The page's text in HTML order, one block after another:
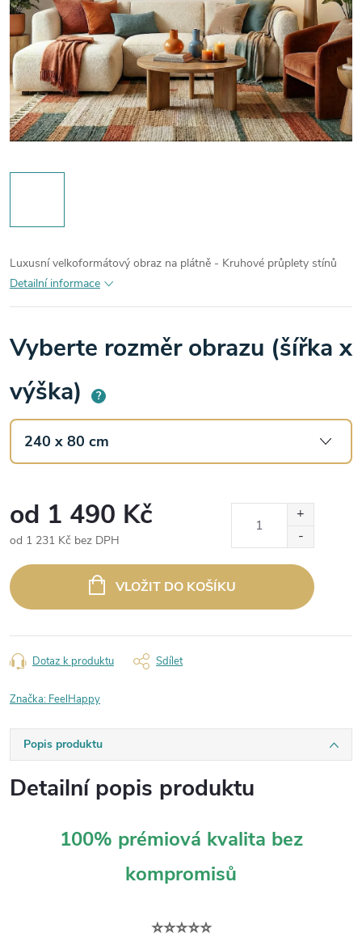
Luxusní velkoformátový obraz na plátně - Kruhové průplety stínů
Detailní informace
Vyberte rozměr obrazu (šířka x
výška)
?
od 1 490 Kč
od 1 231 Kč bez DPH
cena:
VLOŽIT DO KOŠÍKU
Dotaz k produktu Sdílet
Značka: FeelHappy
Popis produktu
Detailní popis produktu
100% prémiová kvalita bez
kompromisů
⭐⭐⭐⭐⭐